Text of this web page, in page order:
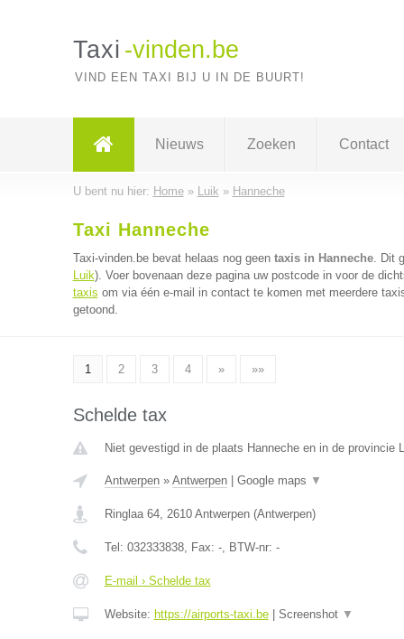
Taxi -vinden.be
VIND EEN TAXI BIJ U IN DE BUURT!
Nieuws Zoeken Contact
U bent nu hier: Home» Luik » Hanneche
Taxi Hanneche
Taxi-vinden.be bevat helaas nog geen taxis in Hanneche. Dit
Luik). Voer bovenaan deze pagina uw postcode in voor de
taxis om via één e-mail in contact te komen met meerdere
getoond.
1 2 3 4 » »»
Schelde tax
Niet gevestigd in de plaats Hanneche en in de provincie
Antwerpen» Antwerpen| Google maps ▼
Ringlaa 64, 2610 Antwerpen(Antwerpen)
Tel: 032333838, Fax: -, BTW-nr: -
E-mail › Schelde tax
Website: https://airports-taxi.be| Screenshot ▼